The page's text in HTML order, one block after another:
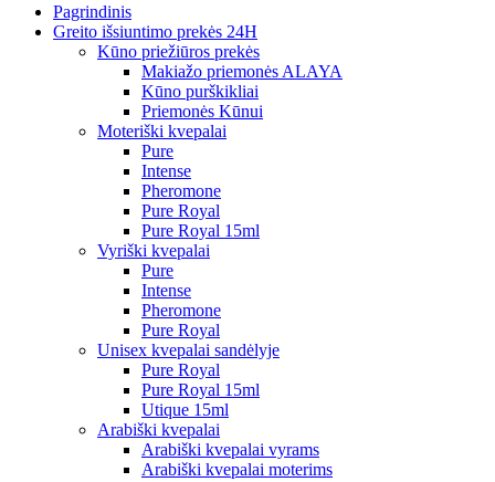
Pagrindinis
Greito išsiuntimo prekės 24H
Kūno priežiūros prekės
Makiažo priemonės ALAYA
Kūno purškikliai
Priemonės Kūnui
Moteriški kvepalai
Pure
Intense
Pheromone
Pure Royal
Pure Royal 15ml
Vyriški kvepalai
Pure
Intense
Pheromone
Pure Royal
Unisex kvepalai sandėlyje
Pure Royal
Pure Royal 15ml
Utique 15ml
Arabiški kvepalai
Arabiški kvepalai vyrams
Arabiški kvepalai moterims